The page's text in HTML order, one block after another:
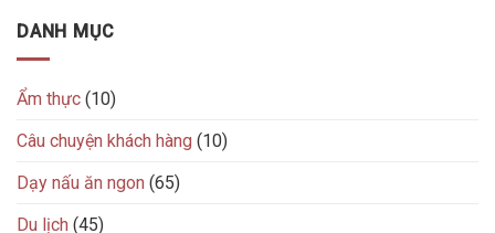
DANH MỤC
Ẩm thực (10)
Câu chuyện khách hàng (10)
Dạy nấu ăn ngon (65)
Du lịch (45)